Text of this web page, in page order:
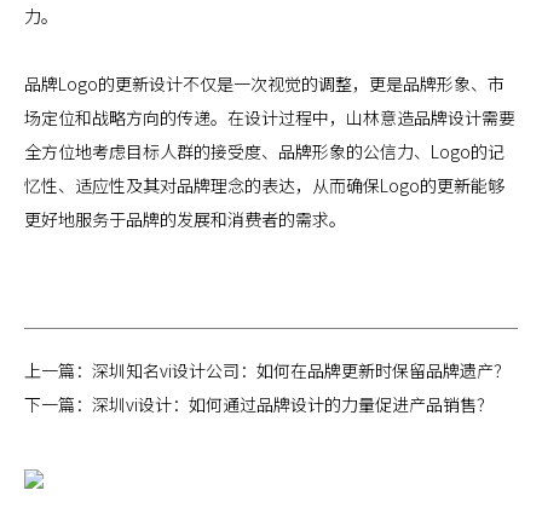
力。
品牌Logo的更新设计不仅是一次视觉的调整，更是品牌形象、市
场定位和战略方向的传递。在设计过程中，山林意造品牌设计需要
全方位地考虑目标人群的接受度、品牌形象的公信力、Logo的记
忆性、适应性及其对品牌理念的表达，从而确保Logo的更新能够
更好地服务于品牌的发展和消费者的需求。
上一篇： 深圳知名vi设计公司：如何在品牌更新时保留品牌遗产？
下一篇： 深圳vi设计：如何通过品牌设计的力量促进产品销售？